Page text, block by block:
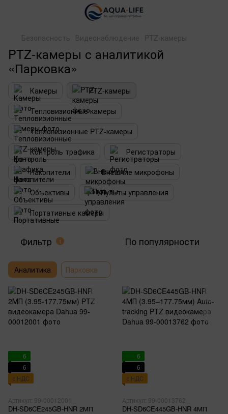
Безопасность Видеонаблюдение PTZ-камеры
PTZ-камеры с аналитикой
«Парковка»
Камеры
PTZ-камеры
Тепловизионные камеры
Тепловизионные PTZ-камеры
Контроль трафика
Регистраторы
Накопители
Внешние микрофоны
Объективы
Пульты управления
Портативные камеры
Фильтр 1 По популярности
Аналитика Парковка
6
6
с НДС
Артикул: 99-00012001
DH-SD6CE245GB-HNR 2МП
6
6
с НДС
Артикул: 99-00013762
DH-SD6CE445GB-HNR 4МП